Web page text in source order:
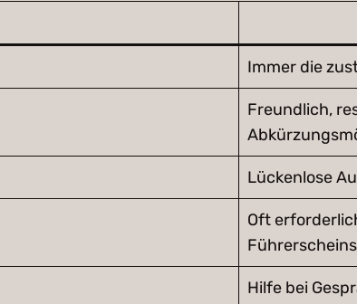
Immer die
Freundlich,
Lückenlose
Oft
Hilfe bei